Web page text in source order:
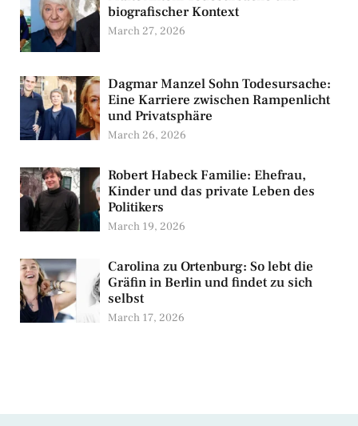
biografischer Kontext
March 27, 2026
Dagmar Manzel Sohn Todesursache:
Eine Karriere zwischen Rampenlicht
und Privatsphäre
March 26, 2026
Robert Habeck Familie: Ehefrau,
Kinder und das private Leben des
Politikers
March 19, 2026
Carolina zu Ortenburg: So lebt die
Gräfin in Berlin und findet zu sich
selbst
March 17, 2026